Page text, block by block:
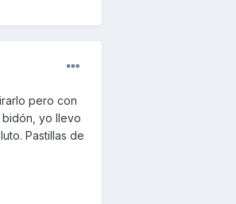
pero con
yo llevo
Pastillas de